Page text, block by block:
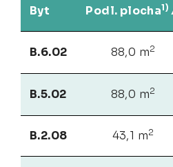
Byt Podl. plocha1)
B.6.02 88,0 m2
B.5.02 88,0 m2
B.2.08 43,1 m2